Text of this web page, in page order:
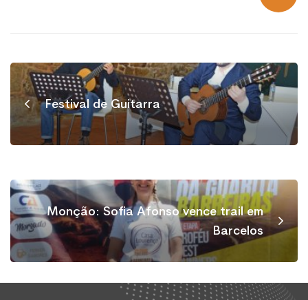
Festival de Guitarra
Monção: Sofia Afonso vence trail em
Barcelos